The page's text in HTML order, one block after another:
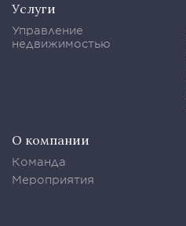
Услуги
Управление
недвижимостью
О компании
Команда
Мероприятия